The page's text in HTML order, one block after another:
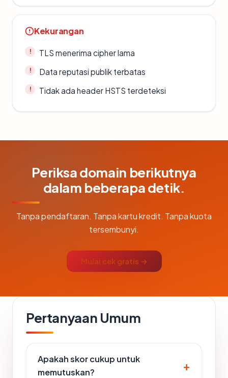
Kekurangan
TLS menerima cipher lama
Data reputasi publik terbatas
Tidak ada header HSTS terdeteksi
Periksa domain berikutnya
dalam beberapa detik.
Tanpa pendaftaran. Tanpa kartu kredit. Tanpa kuota
tersembunyi.
Mulai cek gratis →
Pertanyaan Umum
Apakah skor cukup untuk
memutuskan?